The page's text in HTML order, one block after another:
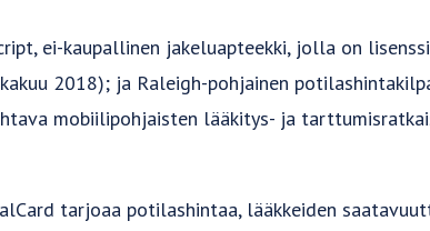
ei-kaupallinen jakeluapteekki, jolla on
2018); ja Raleigh-pohjainen
mobiilipohjaisten lääkitys- ja
tarjoaa potilashintaa, lääkkeiden